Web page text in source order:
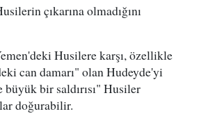
çıkarına olmadığını
Husilere karşı, özellikle
can damarı" olan Hudeyde'yi
bir saldırısı" Husiler
doğurabilir.